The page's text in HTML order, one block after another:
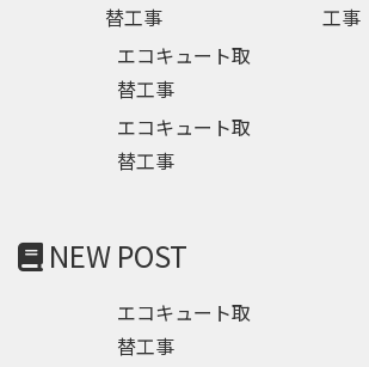
替工事
工事
エコキュート取
替工事
エコキュート取
替工事
NEW POST
エコキュート取
替工事